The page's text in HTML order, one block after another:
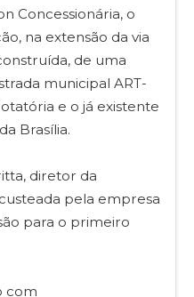
Concessionária, o
na extensão da via
de uma
municipal ART-
e o já existente
Brasília.
diretor da
pela empresa
para o primeiro
com